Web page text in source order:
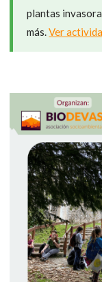
plantas
más.Ver